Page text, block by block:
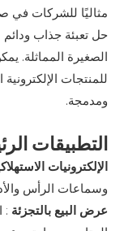
مثاليًا للشركات في
حل تعبئة جذاب
الصغيرة المماثلة.
للمنتجات
ومدمجة.
التطبيقات
الإلكترونيات
وسماعات الرأس
عرض البيع بالتجزئة :